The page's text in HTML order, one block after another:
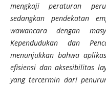
mengkaji peraturan
sedangkan pendekatan
wawancara dengan
Kependudukan dan
menunjukkan bahwa
efisiensi dan aksesibilitas
yang tercermin dari